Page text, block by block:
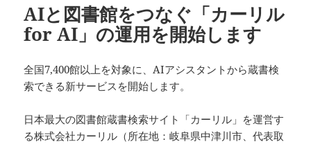
AIと図書館をつなぐ「カーリル
for AI」の運用を開始します
全国7,400館以上を対象に、AIアシスタントから蔵書検
索できる新サービスを開始します。
日本最大の図書館蔵書検索サイト「カーリル」を運営す
る株式会社カーリル（所在地：岐阜県中津川市、代表取